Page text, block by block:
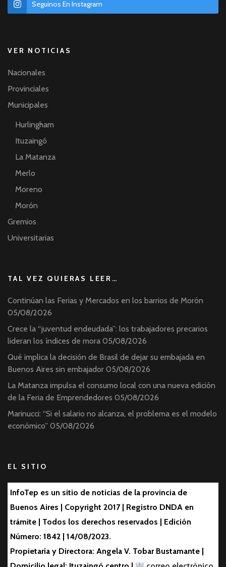
Seguinos En Instagram
VER NOTICIAS
Nacionales
Provinciales
Municipales
Hurlingham
Ituzaingó
La Matanza
Merlo
Moreno
Morón
Gremios
Universitarias
TAL VEZ QUIERAS LEER…
Continúan las Ferias y Mercados en los barrios de Morón
05/08/2026
Crece la “juventud endeudada”: los trabajadores precarios
lideran los índices de mora 05/08/2026
Qué implica la decisión de Brasil de dejar su embajada en
Buenos Aires sin embajador 05/08/2026
La Matanza impulsa el consumo local con una nueva edición
de la Feria de Emprendedores 05/08/2026
Marinucci: “Si el salario no alcanza, el problema es el modelo
económico” 05/08/2026
EL SITIO
InfoTep es un sitio de noticias de la provincia de
Buenos Aires | Copyright 2017 | Registro DNDA en
trámite | Todos los derechos reservados | Edición
Número: 1842 | 14/08/2023.
Propietaria y Directora: Angela V. Tobar Bustamante |